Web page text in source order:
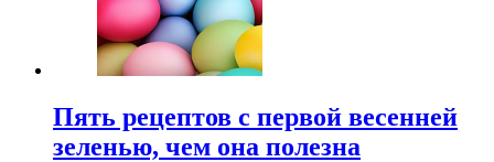
Пять рецептов с первой весенней
зеленью, чем она полезна